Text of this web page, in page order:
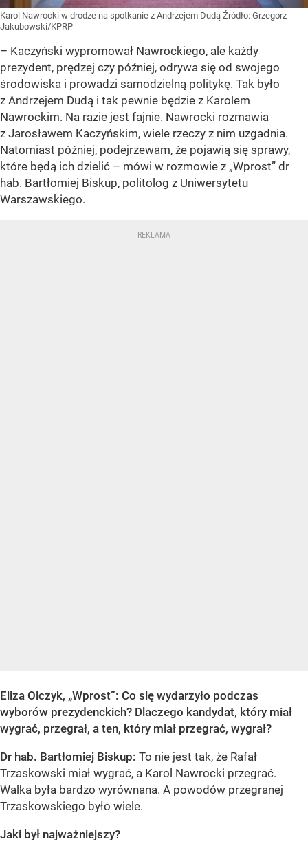
Karol Nawrocki w drodze na spotkanie z Andrzejem Dudą Źródło: Grzegorz
Jakubowski/KPRP
– Kaczyński wypromował Nawrockiego, ale każdy
prezydent, prędzej czy później, odrywa się od swojego
środowiska i prowadzi samodzielną politykę. Tak było
z Andrzejem Dudą i tak pewnie będzie z Karolem
Nawrockim. Na razie jest fajnie. Nawrocki rozmawia
z Jarosławem Kaczyńskim, wiele rzeczy z nim uzgadnia.
Natomiast później, podejrzewam, że pojawią się sprawy,
które będą ich dzielić – mówi w rozmowie z „Wprost” dr
hab. Bartłomiej Biskup, politolog z Uniwersytetu
Warszawskiego.
Eliza Olczyk, „Wprost”: Co się wydarzyło podczas
wyborów prezydenckich? Dlaczego kandydat, który miał
wygrać, przegrał, a ten, który miał przegrać, wygrał?
Dr hab. Bartłomiej Biskup: To nie jest tak, że Rafał
Trzaskowski miał wygrać, a Karol Nawrocki przegrać.
Walka była bardzo wyrównana. A powodów przegranej
Trzaskowskiego było wiele.
Jaki był najważniejszy?